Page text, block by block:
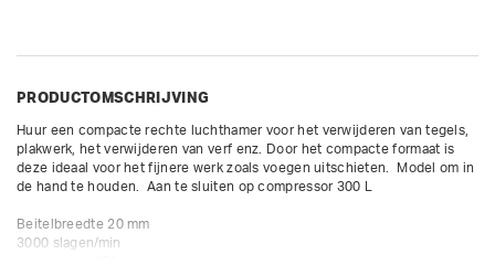
PRODUCTOMSCHRIJVING
Huur een compacte rechte luchthamer voor het verwijderen van tegels,
plakwerk, het verwijderen van verf enz. Door het compacte formaat is
deze ideaal voor het fijnere werk zoals voegen uitschieten.  Model om in
de hand te houden.  Aan te sluiten op compressor 300 L
Beitelbreedte 20 mm
3000 slagen/min